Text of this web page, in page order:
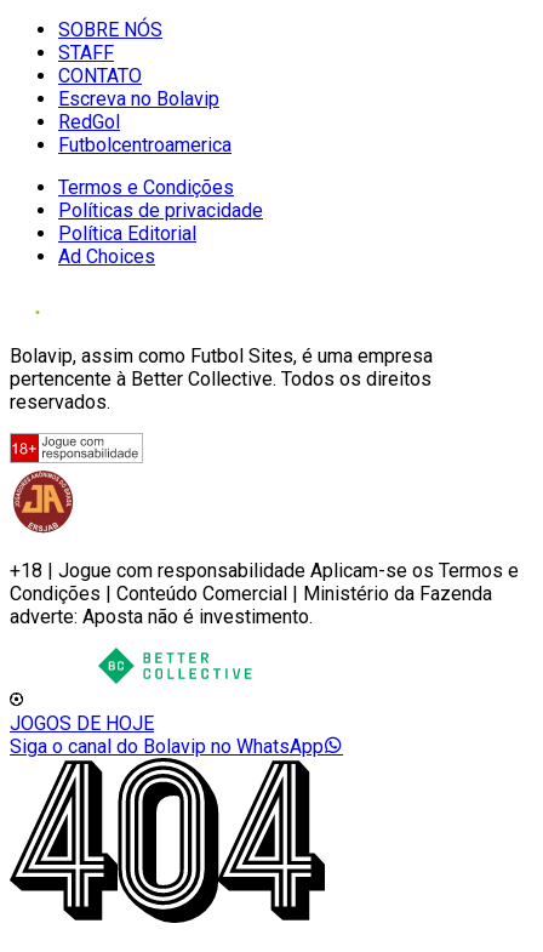
SOBRE NÓS
STAFF
CONTATO
Escreva no Bolavip
RedGol
Futbolcentroamerica
Termos e Condições
Políticas de privacidade
Política Editorial
Ad Choices
Bolavip, assim como Futbol Sites, é uma empresa
pertencente à Better Collective. Todos os direitos
reservados.
+18 | Jogue com responsabilidade Aplicam-se os Termos e
Condições | Conteúdo Comercial | Ministério da Fazenda
adverte: Aposta não é investimento.
JOGOS DE HOJE
Siga o canal do Bolavip no WhatsApp